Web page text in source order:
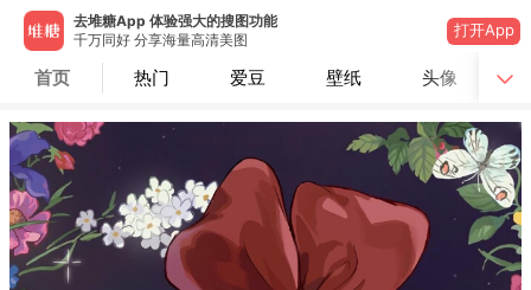
去堆糖App 体验强大的搜图功能
千万同好 分享海量高清美图
打开App
首页 热门 爱豆 壁纸 头像